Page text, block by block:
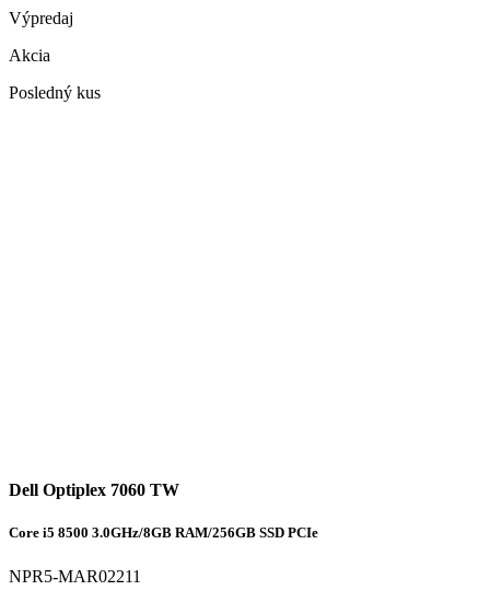
Výpredaj
Akcia
Posledný kus
Dell Optiplex 7060 TW
Core i5 8500 3.0GHz/8GB RAM/256GB SSD PCIe
NPR5-MAR02211